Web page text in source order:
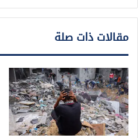
مقالات ذات صلة